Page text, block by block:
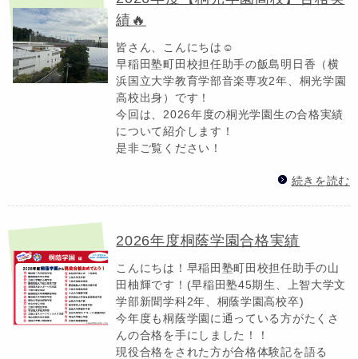
績🔥
皆さん、こんにちは☺
早稲田塾町田校担任助手の飯島明日香（横
浜国立大学教育学部音楽専攻2年、桐光学園
高校出身）です！
今回は、2026年度の桐光学園生の合格実績
について紹介します！
是非ご覧ください！
続きを読む
2026年度桐蔭学園合格実績
こんにちは！早稲田塾町田校担任助手の山
田柚輝です！(早稲田塾45期生、上智大学文
学部新聞学科2年、桐蔭学園高校卒)
今年度も桐蔭学園に通っている方がたくさ
んの合格を手にしました！！
現役合格をされた方が合格体験記を語る